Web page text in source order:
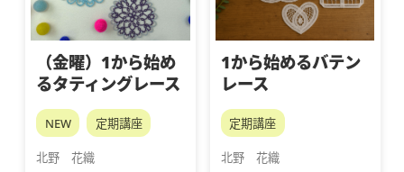
（金曜）1から始め
るタティングレース
NEW 定期講座
北野　花織
1から始めるバテン
レース
定期講座
北野　花織